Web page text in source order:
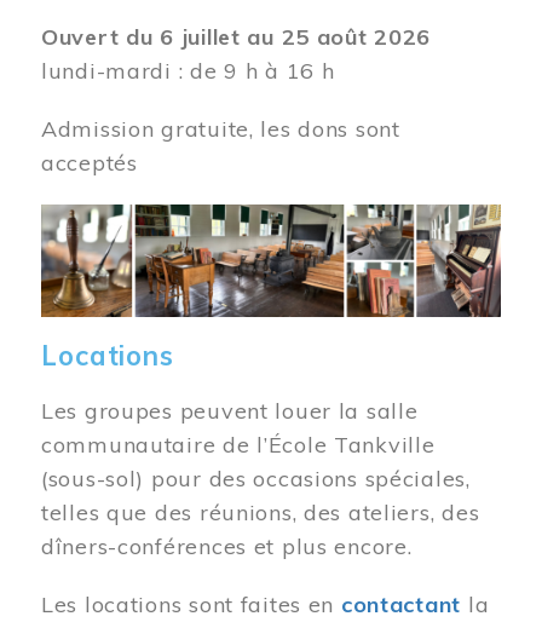
Ouvert du 6 juillet au 25 août 2026
lundi-mardi : de 9 h à 16 h
Admission gratuite, les dons sont
acceptés
Image
Locations
Les groupes peuvent louer la salle
communautaire de l’École Tankville
(sous-sol) pour des occasions spéciales,
telles que des réunions, des ateliers, des
dîners-conférences et plus encore.
Les locations sont faites en contactant la